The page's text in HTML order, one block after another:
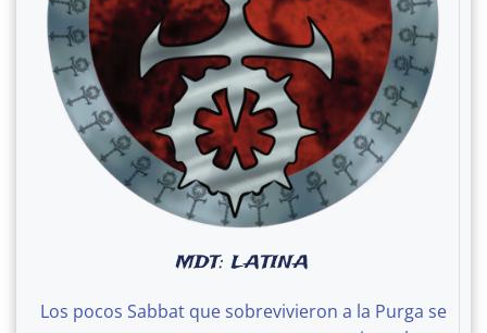
MDT: LATINA
Los pocos Sabbat que sobrevivieron a la Purga se